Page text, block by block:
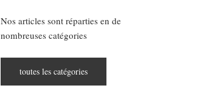
Nos articles sont réparties en de
nombreuses catégories
toutes les catégories